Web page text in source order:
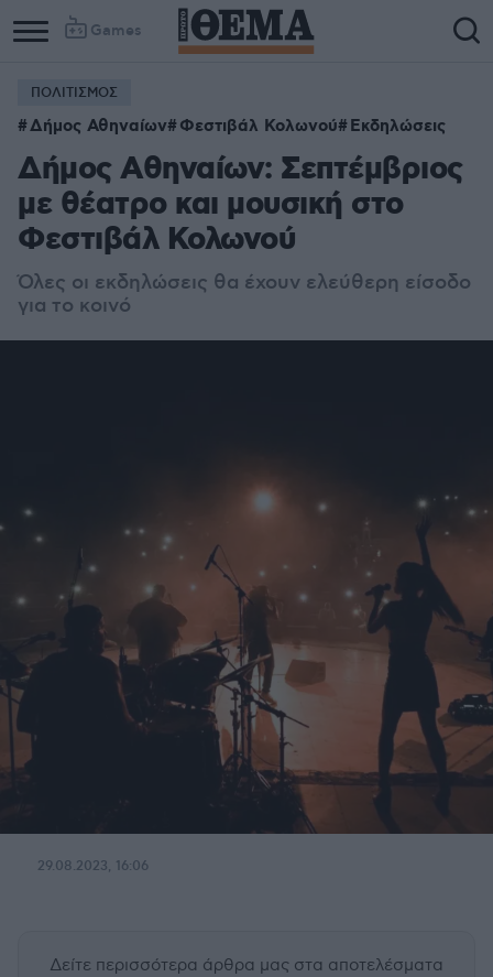
Games
ΠΟΛΙΤΙΣΜΟΣ
Δήμος Αθηναίων Φεστιβάλ Κολωνού Εκδηλώσεις
Δήμος Αθηναίων: Σεπτέμβριος
με θέατρο και μουσική στο
Φεστιβάλ Κολωνού
Όλες οι εκδηλώσεις θα έχουν ελεύθερη είσοδο
για το κοινό
29.08.2023, 16:06
Δείτε περισσότερα άρθρα μας στα αποτελέσματα